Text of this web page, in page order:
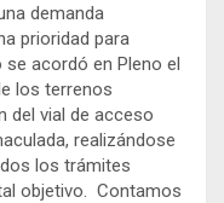
demanda
prioridad para
acordó en Pleno el
los terrenos
del vial de acceso
realizándose
los trámites
objetivo. Contamos